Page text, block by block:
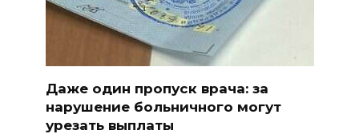
Даже один пропуск врача: за
нарушение больничного могут
урезать выплаты